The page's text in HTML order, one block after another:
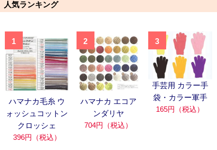
人気ランキング
1
ハマナカ毛糸 ウ
ォッシュコットン
クロッシェ
396円（税込）
2
ハマナカ エコア
ンダリヤ
704円（税込）
3
手芸用 カラー手
袋・カラー軍手
165円（税込）